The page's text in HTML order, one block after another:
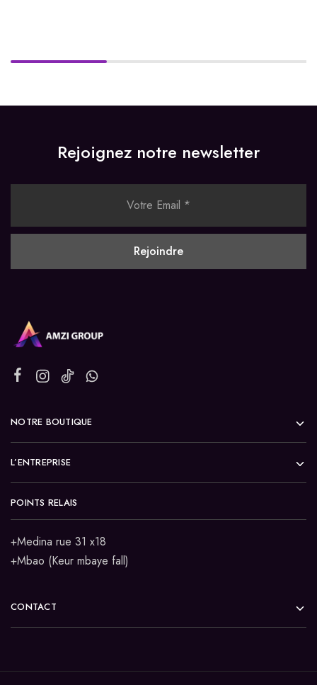
Rejoignez notre newsletter
NOTRE BOUTIQUE
L’ENTREPRISE
POINTS RELAIS
+Medina rue 31 x18
+Mbao (Keur mbaye fall)
CONTACT